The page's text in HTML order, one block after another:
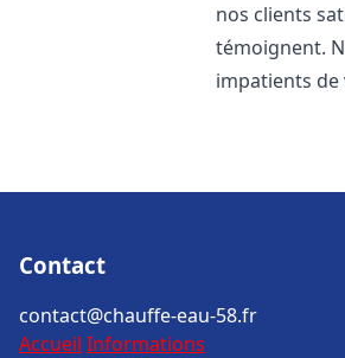
nos clients
témoignent.
impatients de
Contact
contact@chauffe-eau-58.fr
Accueil Informations